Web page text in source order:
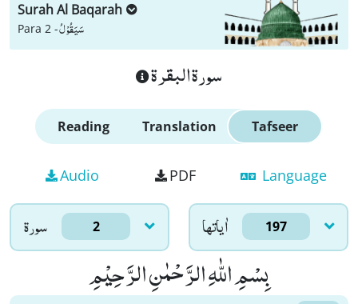
Surah Al Baqarah
Para 2 -سَیَقُوْلُ
سورة البقرة
Reading Translation Tafseer
Audio PDF Language
سورۃ 2 اٰياتها 197
بِسْمِ اللّٰهِ الرَّحْمٰنِ الرَّحِیْمِ